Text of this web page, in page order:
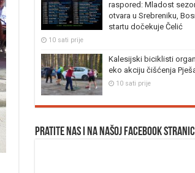
raspored: Mladost
otvara u Srebreniku,
startu dočekuje Čelić
10 sati prije
Kalesijski biciklisti
eko akciju čišćenja
10 sati prije
Pratite nas i na našoj facebook stranici